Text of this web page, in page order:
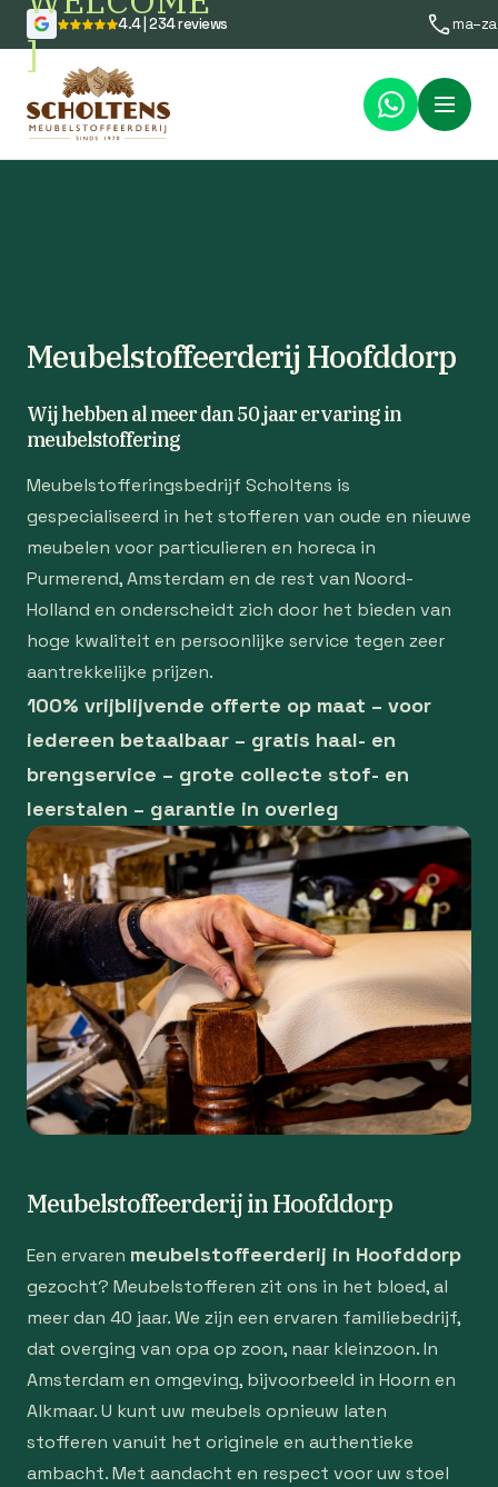
]
4.4 | 234 reviews
Menu
Meubelstoffeerderij Hoofddorp
Wij hebben al meer dan 50 jaar ervaring in
meubelstoffering
Meubelstofferingsbedrijf Scholtens is
gespecialiseerd in het stofferen van oude en nieuwe
meubelen voor particulieren en horeca in
Purmerend, Amsterdam en de rest van Noord-
Holland en onderscheidt zich door het bieden van
hoge kwaliteit en persoonlijke service tegen zeer
aantrekkelijke prijzen.
100% vrijblijvende offerte op maat – voor
iedereen betaalbaar – gratis haal- en
brengservice – grote collecte stof- en
leerstalen – garantie in overleg
Meubelstoffeerderij in Hoofddorp
Een ervaren meubelstoffeerderij in Hoofddorp
gezocht? Meubelstofferen zit ons in het bloed, al
meer dan 40 jaar. We zijn een ervaren familiebedrijf,
dat overging van opa op zoon, naar kleinzoon. In
Amsterdam en omgeving, bijvoorbeeld in Hoorn en
Alkmaar. U kunt uw meubels opnieuw laten
stofferen vanuit het originele en authentieke
ambacht. Met aandacht en respect voor uw stoel